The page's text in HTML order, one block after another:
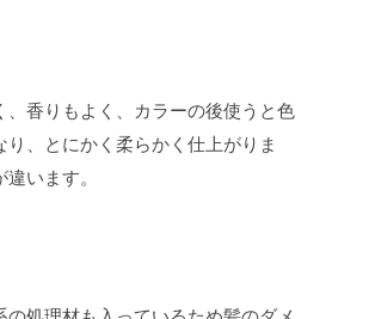
、香りもよく、カラーの後使うと色
り、とにかく柔らかく仕上がりま
います。